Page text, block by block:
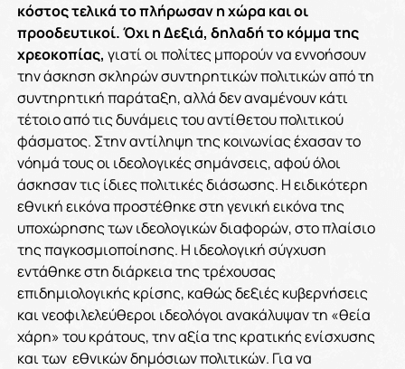
κόστος τελικά το πλήρωσαν η χώρα και οι
προοδευτικοί. Όχι η Δεξιά, δηλαδή το κόμμα της
χρεοκοπίας, γιατί οι πολίτες μπορούν να εννοήσουν
την άσκηση σκληρών συντηρητικών πολιτικών από τη
συντηρητική παράταξη, αλλά δεν αναμένουν κάτι
τέτοιο από τις δυνάμεις του αντίθετου πολιτικού
φάσματος. Στην αντίληψη της κοινωνίας έχασαν το
νόημά τους οι ιδεολογικές σημάνσεις, αφού όλοι
άσκησαν τις ίδιες πολιτικές διάσωσης. Η ειδικότερη
εθνική εικόνα προστέθηκε στη γενική εικόνα της
υποχώρησης των ιδεολογικών διαφορών, στο πλαίσιο
της παγκοσμιοποίησης. Η ιδεολογική σύγχυση
εντάθηκε στη διάρκεια της τρέχουσας
επιδημιολογικής κρίσης, καθώς δεξιές κυβερνήσεις
και νεοφιλελεύθεροι ιδεολόγοι ανακάλυψαν τη «θεία
χάρη» του κράτους, την αξία της κρατικής ενίσχυσης
και των εθνικών δημόσιων πολιτικών. Για να